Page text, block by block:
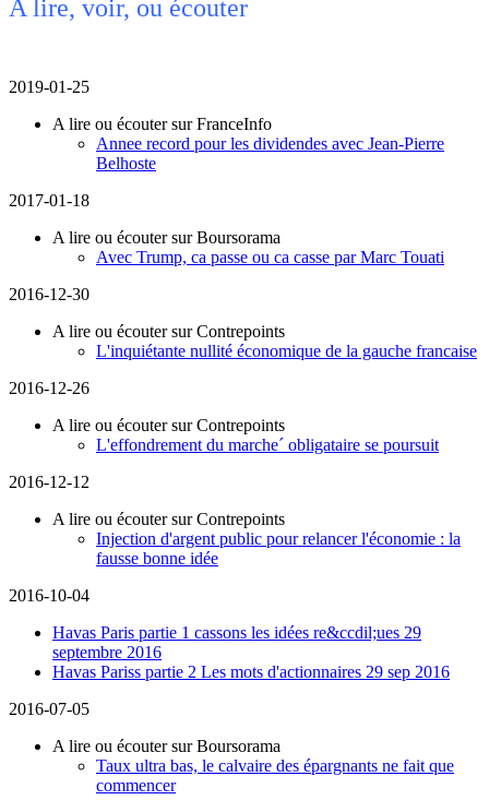
A lire, voir, ou écouter
2019-01-25
A lire ou écouter sur FranceInfo
Annee record pour les dividendes avec Jean-Pierre
Belhoste
2017-01-18
A lire ou écouter sur Boursorama
Avec Trump, ca passe ou ca casse par Marc Touati
2016-12-30
A lire ou écouter sur Contrepoints
L'inquiétante nullité économique de la gauche francaise
2016-12-26
A lire ou écouter sur Contrepoints
L'effondrement du marche´ obligataire se poursuit
2016-12-12
A lire ou écouter sur Contrepoints
Injection d'argent public pour relancer l'économie : la
fausse bonne idée
2016-10-04
Havas Paris partie 1 cassons les idées re&ccdil;ues 29
septembre 2016
Havas Pariss partie 2 Les mots d'actionnaires 29 sep 2016
2016-07-05
A lire ou écouter sur Boursorama
Taux ultra bas, le calvaire des épargnants ne fait que
commencer